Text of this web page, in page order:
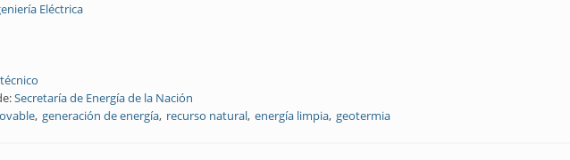
Eléctrica
Secretaría de Energía de la Nación
generación de energía recurso natural energía limpia geotermia